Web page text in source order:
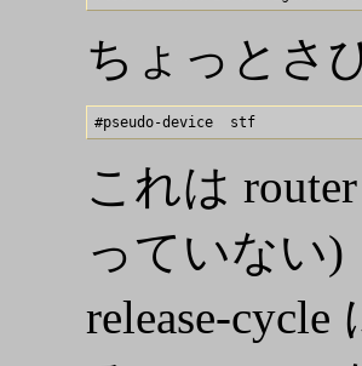
ちょっとさ
これは
っていない)
release-